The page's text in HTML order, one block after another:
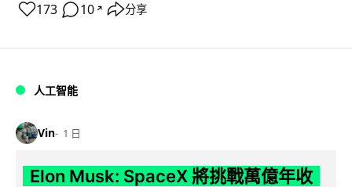
173 10 ↗ 分享
人工智能
Vin 1 日
Elon Musk: SpaceX 將挑戰萬億年收